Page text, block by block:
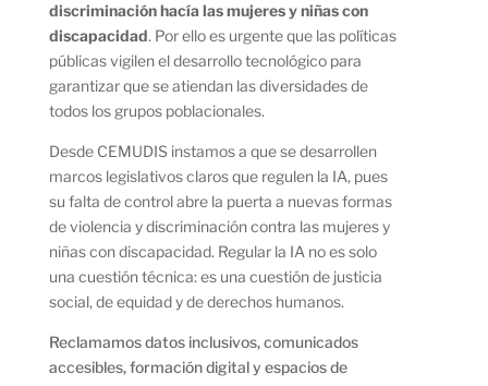
discriminación hacía las mujeres y niñas con
discapacidad. Por ello es urgente que las políticas
públicas vigilen el desarrollo tecnológico para
garantizar que se atiendan las diversidades de
todos los grupos poblacionales.
Desde CEMUDIS instamos a que se desarrollen
marcos legislativos claros que regulen la IA, pues
su falta de control abre la puerta a nuevas formas
de violencia y discriminación contra las mujeres y
niñas con discapacidad. Regular la IA no es solo
una cuestión técnica: es una cuestión de justicia
social, de equidad y de derechos humanos.
Reclamamos datos inclusivos, comunicados
accesibles, formación digital y espacios de